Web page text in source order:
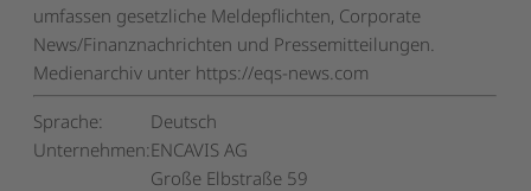
umfassen gesetzliche Meldepflichten, Corporate
News/Finanznachrichten und Pressemitteilungen.
Medienarchiv unter https://eqs-news.com
Sprache:
Deutsch
Unternehmen:ENCAVIS AG
Große Elbstraße 59